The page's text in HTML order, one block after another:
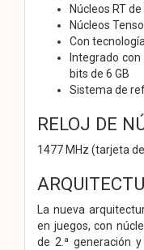
Núcleos RT
Núcleos
Con
Integrado
bits de 6 GB
Sistema de
RELOJ DE
1477 MHz (tarjeta
La nueva
en juegos, con
de 2.ª generación